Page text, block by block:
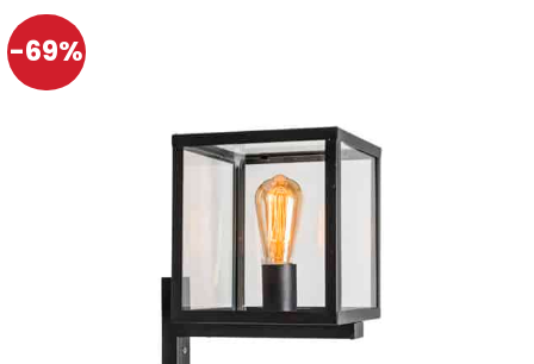
-69%